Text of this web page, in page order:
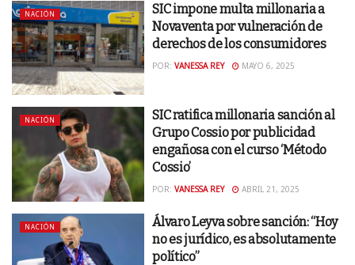
NACIÓN
SIC impone multa millonaria a
Novaventa por vulneración de
derechos de los consumidores
POR: VANESSA REY MAYO 6, 2025
NACIÓN
SIC ratifica millonaria sanción al
Grupo Cossio por publicidad
engañosa con el curso ‘Método
Cossio’
POR: VANESSA REY ABRIL 21, 2025
NACIÓN
Álvaro Leyva sobre sanción: “Hoy
no es jurídico, es absolutamente
político”